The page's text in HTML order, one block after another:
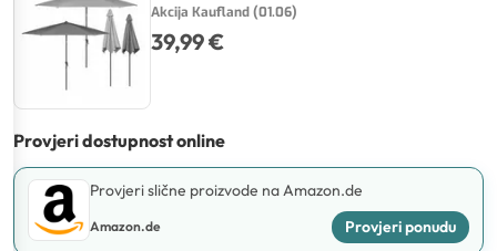
Akcija Kaufland (01.06)
39,99 €
Provjeri dostupnost online
Provjeri slične proizvode na Amazon.de
Amazon.de Provjeri ponudu